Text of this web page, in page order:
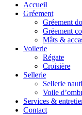
Accueil
Gréement
Gréement
Gréement
Mâts &
Voilerie
Régate
Croisière
Sellerie
Sellerie
Voile
Services &
Contact